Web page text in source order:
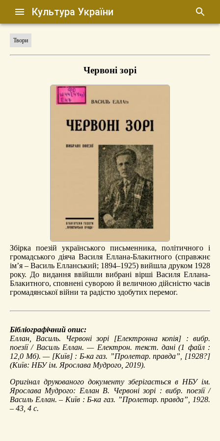
Культура України
Твори
Червоні зорі
Збірка поезій українського письменника, політичного і
громадського діяча Василя Еллана-Блакитного (справжнє
ім’я – Василь Елланський; 1894–1925) вийшла друком 1928
року. До видання ввійшли вибрані вірші Василя Еллана-
Блакитного, сповнені суворою й величною дійсністю часів
громадянської війни та радістю здобутих перемог.
Бібліографічний опис:
Еллан, Василь. Червоні зорі [Електронна копія] : вибр.
поезії / Василь Еллан. — Електрон. текст. дані (1 файл :
12,0 Мб). — [Київ] : Б-ка газ. ”Пролетар. правда”, [1928?]
(Київ: НБУ ім. Ярослава Мудрого, 2019).
Оригінал друкованого документу зберігається в НБУ ім.
Ярослава Мудрого: Еллан В. Червоні зорі : вибр. поезії /
Василь Еллан. – Київ : Б-ка газ. ”Пролетар. правда”, 1928.
– 43, 4 с.